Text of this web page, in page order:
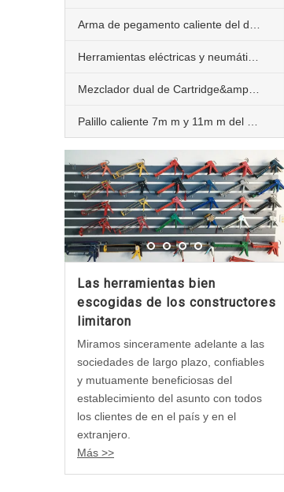
Las herramientas bien
escogidas de los constructores
limitaron
Miramos sinceramente adelante a las
sociedades de largo plazo, confiables
y mutuamente beneficiosas del
establecimiento del asunto con todos
los clientes de en el país y en el
extranjero.
Más >>